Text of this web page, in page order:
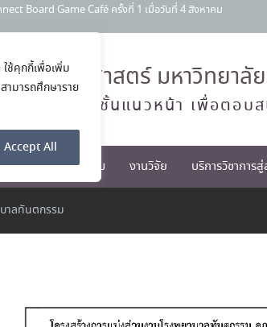
ใช้คุกกี้เพื่อเพิ่ม
ามารถศึกษาราย
Accept All
Board Game Café ครั้งที่ 1 เมื่อวันที่ 4 สิงหาคม
ในโครงการ Open House 2026 กิจกรรม NU Explore:
รศวร เรื่อง ผู้ผ่านการสอบแข่งขันเข้าเป็นพนักงานราชการ
ตแพทยศาสตร์ มหาวิทยาลัย
นทันตแพทย์ชั้นแนวหน้า เพื่อตอบ
โรงพยาบาลทันตกรรม งานวิจัย บริการวิชาการ
าลทันตกรรม